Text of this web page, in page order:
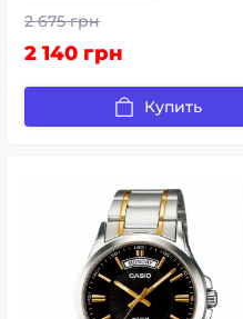
2 675 грн
2 140 грн
Купить